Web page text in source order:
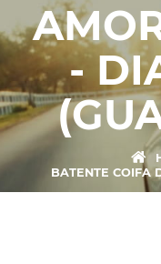
-
BATENTE COIFA